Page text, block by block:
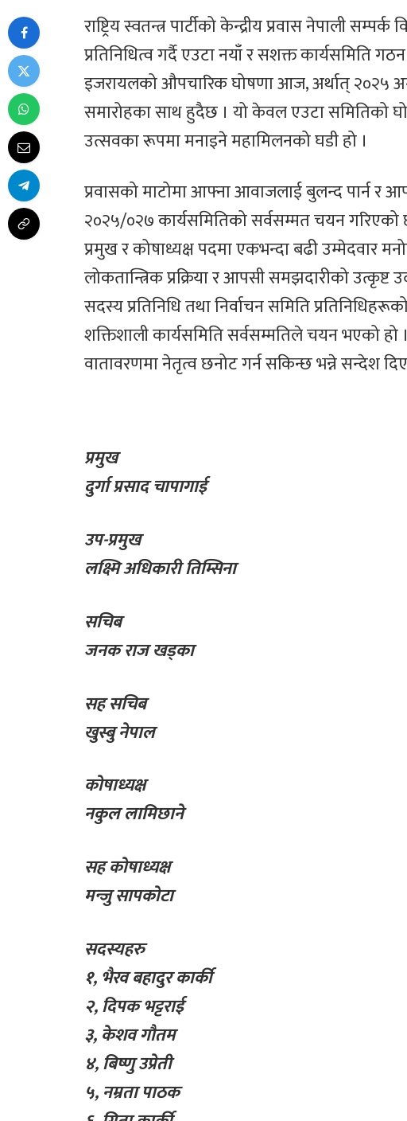
राष्ट्रिय स्वतन्त्र पार्टीको केन्द्रीय प्रवास नेपाली
प्रतिनिधित्व गर्दै एउटा नयाँ र सशक्त कार्यसमिति
इजरायलको औपचारिक घोषणा आज, अर्थात् २०२५
समारोहका साथ हुदैछ । यो केवल एउटा समितिको
उत्सवका रूपमा मनाइने महामिलनको घडी हो ।
प्रवासको माटोमा आफ्ना आवाजलाई बुलन्द पार्न र
२०२५/०२७ कार्यसमितिको सर्वसम्मत चयन
प्रमुख र कोषाध्यक्ष पदमा एकभन्दा बढी उम्मेदवार
लोकतान्त्रिक प्रक्रिया र आपसी समझदारीको
सदस्य प्रतिनिधि तथा निर्वाचन समिति
शक्तिशाली कार्यसमिति सर्वसम्मतिले चयन भएको हो ।
वातावरणमा नेतृत्व छनोट गर्न सकिन्छ भन्ने सन्देश
प्रमुख
दुर्गा प्रसाद चापागाई
उप-प्रमुख
लक्ष्मि अधिकारी तिम्सिना
सचिब
जनक राज खड्का
सह सचिब
खुस्बु नेपाल
कोषाध्यक्ष
नकुल लामिछाने
सह कोषाध्यक्ष
मन्जु सापकोटा
सदस्यहरु
१, भैरव बहादुर कार्की
२, दिपक भट्टराई
३, केशव गौतम
४, बिष्णु उप्रेती
५, नम्रता पाठक